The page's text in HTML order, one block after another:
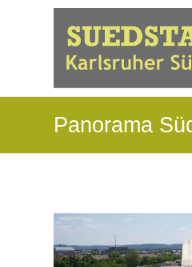
Panorama